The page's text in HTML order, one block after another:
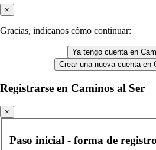
×
Gracias, indicanos cómo continuar:
Ya tengo cuenta en
Crear una nueva cuenta en
Registrarse en Caminos al Ser
×
Paso inicial - forma de registro